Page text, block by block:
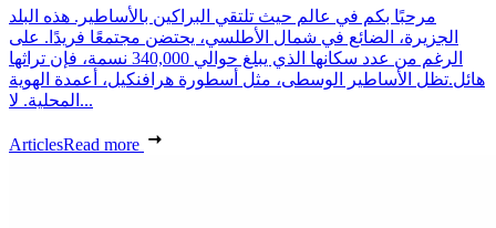
مرحبًا بكم في عالم حيث تلتقي البراكين بالأساطير. هذه البلد
الجزيرة، الضائع في شمال الأطلسي، يحتضن مجتمعًا فريدًا. على
الرغم من عدد سكانها الذي يبلغ حوالي 340,000 نسمة، فإن تراثها
هائل.تظل الأساطير الوسطى، مثل أسطورة هرافنكيل، أعمدة الهوية
المحلية. لا...
ArticlesRead more